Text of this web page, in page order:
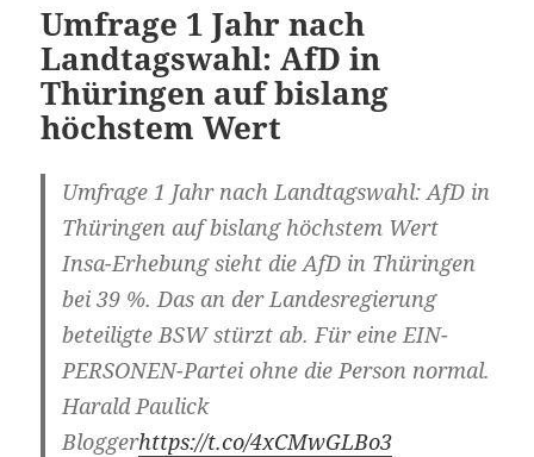
Umfrage 1 Jahr nach
Landtagswahl: AfD in
Thüringen auf bislang
höchstem Wert
Umfrage 1 Jahr nach Landtagswahl: AfD in
Thüringen auf bislang höchstem Wert
Insa-Erhebung sieht die AfD in Thüringen
bei 39 %. Das an der Landesregierung
beteiligte BSW stürzt ab. Für eine EIN-
PERSONEN-Partei ohne die Person normal.
Harald Paulick
Bloggerhttps://t.co/4xCMwGLBo3